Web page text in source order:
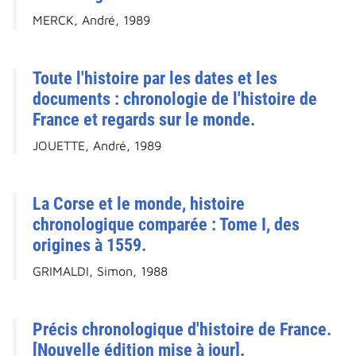
MERCK, André, 1989
Toute l'histoire par les dates et les
documents : chronologie de l'histoire de
France et regards sur le monde.
JOUETTE, André, 1989
La Corse et le monde, histoire
chronologique comparée : Tome I, des
origines à 1559.
GRIMALDI, Simon, 1988
Précis chronologique d'histoire de France.
[Nouvelle édition mise à jour].